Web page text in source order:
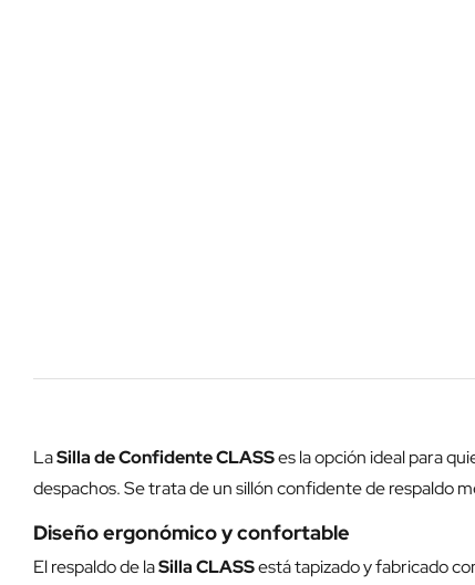
LaSilla de Confidente CLASSes la opción ideal para
despachos. Se trata de un sillón confidente de respaldo
Diseño ergonómico y confortable
El respaldo de laSilla CLASSestá tapizado y fabricado